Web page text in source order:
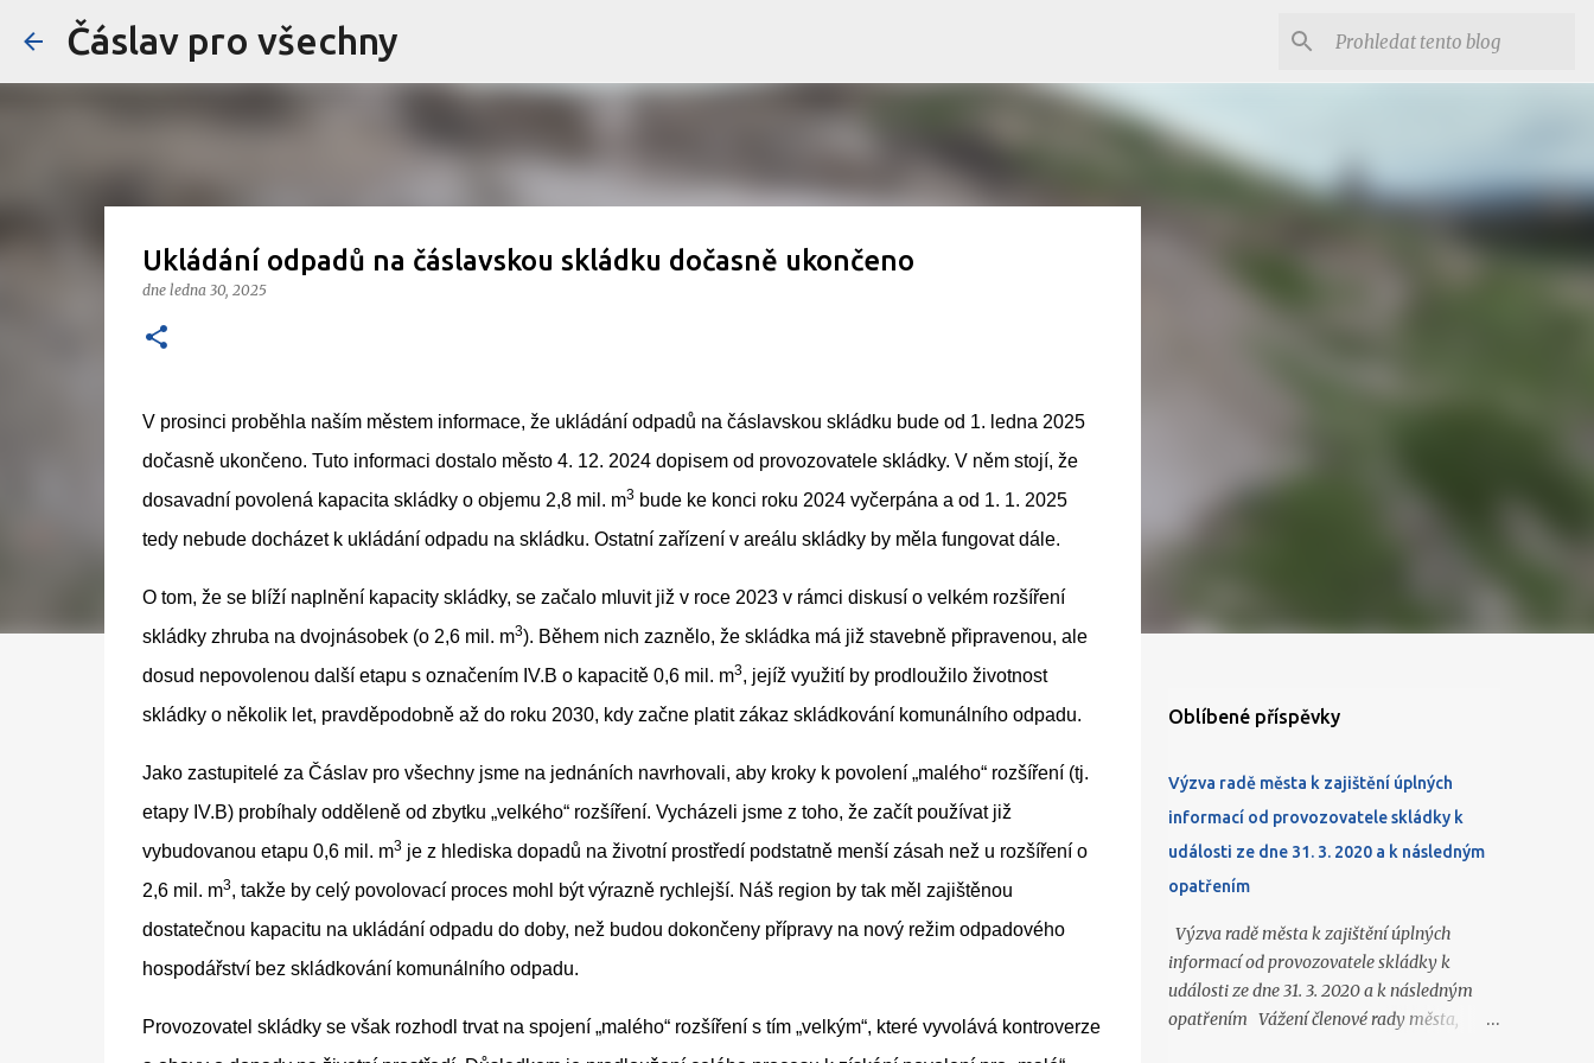
Čáslav pro všechny
Ukládání odpadů na čáslavskou skládku dočasně ukončeno
dne ledna 30, 2025
V prosinci proběhla naším městem informace, že ukládání odpadů na čáslavskou skládku bude od 1. ledna 2025
dočasně ukončeno. Tuto informaci dostalo město 4. 12. 2024 dopisem od provozovatele skládky. V něm stojí, že
dosavadní povolená kapacita skládky o objemu 2,8 mil. m3bude ke konci roku 2024 vyčerpána a od 1. 1. 2025
tedy nebude docházet k ukládání odpadu na skládku. Ostatní zařízení v areálu skládky by měla fungovat dále.
O tom, že se blíží naplnění kapacity skládky, se začalo mluvit již v roce 2023 v rámci diskusí o velkém rozšíření
skládky zhruba na dvojnásobek (o 2,6 mil. m3). Během nich zaznělo, že skládka má již stavebně připravenou, ale
dosud nepovolenou další etapu s označením IV.B o kapacitě 0,6 mil. m3, jejíž využití by prodloužilo životnost
skládky o několik let, pravděpodobně až do roku 2030, kdy začne platit zákaz skládkování komunálního odpadu.
Jako zastupitelé za Čáslav pro všechny jsme na jednáních navrhovali, aby kroky k povolení „malého“ rozšíření (tj.
etapy IV.B) probíhaly odděleně od zbytku „velkého“ rozšíření. Vycházeli jsme z toho, že začít používat již
vybudovanou etapu 0,6 mil. m3je z hlediska dopadů na životní prostředí podstatně menší zásah než u rozšíření o
2,6 mil. m3, takže by celý povolovací proces mohl být výrazně rychlejší. Náš region by tak měl zajištěnou
dostatečnou kapacitu na ukládání odpadu do doby, než budou dokončeny přípravy na nový režim odpadového
hospodářství bez skládkování komunálního odpadu.
Provozovatel skládky se však rozhodl trvat na spojení „malého“ rozšíření s tím „velkým“, které vyvolává kontroverze
Oblíbené příspěvky
Výzva radě města k zajištění úplných
informací od provozovatele skládky k
události ze dne 31. 3. 2020 a k následným
opatřením
Výzva radě města k zajištění úplných
informací od provozovatele skládky k
události ze dne 31. 3. 2020 a k následným
opatřením Vážení členové rady města,